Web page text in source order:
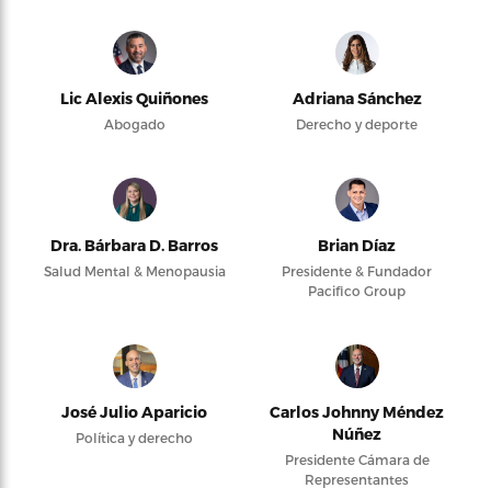
Lic Alexis Quiñones
Abogado
Adriana Sánchez
Derecho y deporte
Dra. Bárbara D. Barros
Salud Mental & Menopausia
Brian Díaz
Presidente & Fundador
Pacifico Group
José Julio Aparicio
Política y derecho
Carlos Johnny Méndez
Núñez
Presidente Cámara de
Representantes